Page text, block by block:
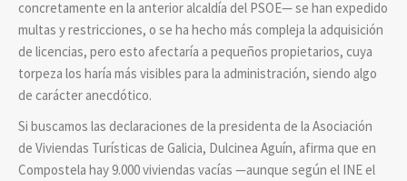
concretamente en la anterior alcaldía del PSOE— se han expedido
multas y restricciones, o se ha hecho más compleja la adquisición
de licencias, pero esto afectaría a pequeños propietarios, cuya
torpeza los haría más visibles para la administración, siendo algo
de carácter anecdótico.
Si buscamos las declaraciones de la presidenta de la Asociación
de Viviendas Turísticas de Galicia, Dulcinea Aguín, afirma que en
Compostela hay 9.000 viviendas vacías —aunque según el INE el